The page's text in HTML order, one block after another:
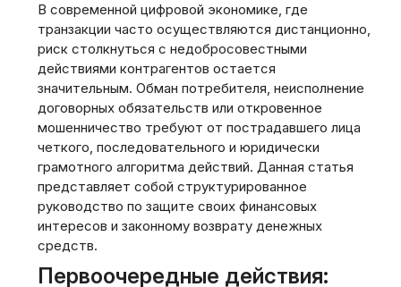
В современной цифровой экономике, где
транзакции часто осуществляются дистанционно,
риск столкнуться с недобросовестными
действиями контрагентов остается
значительным. Обман потребителя, неисполнение
договорных обязательств или откровенное
мошенничество требуют от пострадавшего лица
четкого, последовательного и юридически
грамотного алгоритма действий. Данная статья
представляет собой структурированное
руководство по защите своих финансовых
интересов и законному возврату денежных
средств.
Первоочередные действия: